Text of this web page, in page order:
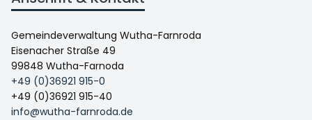
Gemeindeverwaltung Wutha-Farnroda
Eisenacher Straße 49
99848 Wutha-Farnoda
+49 (0)36921 915-0
+49 (0)36921 915-40
info@wutha-farnroda.de